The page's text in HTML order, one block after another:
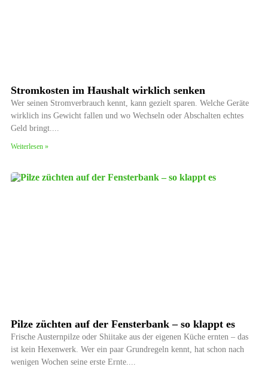
Stromkosten im Haushalt wirklich senken
Wer seinen Stromverbrauch kennt, kann gezielt sparen. Welche Geräte
wirklich ins Gewicht fallen und wo Wechseln oder Abschalten echtes
Geld bringt.
Weiterlesen »
Pilze züchten auf der Fensterbank – so klappt es
Frische Austernpilze oder Shiitake aus der eigenen Küche ernten – das
ist kein Hexenwerk. Wer ein paar Grundregeln kennt, hat schon nach
wenigen Wochen seine erste Ernte.